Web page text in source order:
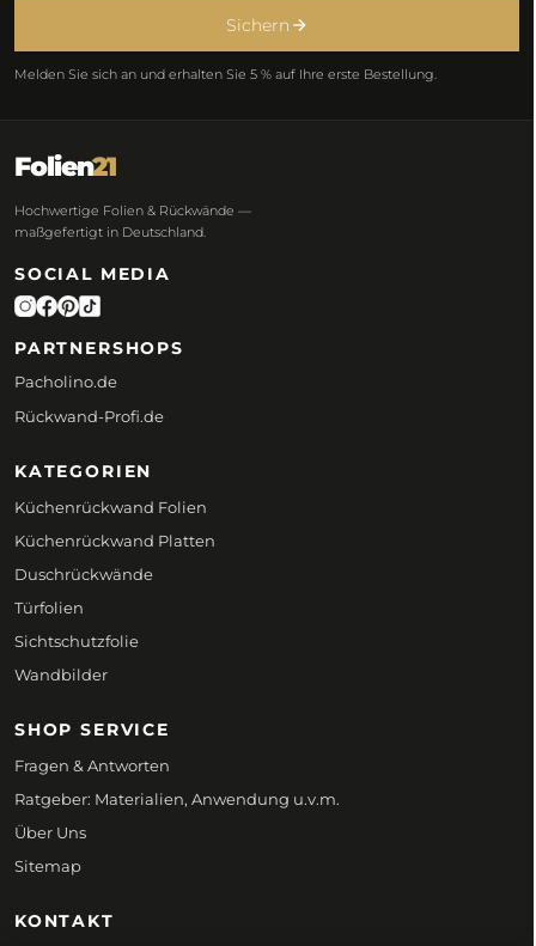
Sichern
Melden Sie sich an und erhalten Sie 5 % auf Ihre erste Bestellung.
Folien21
Hochwertige Folien & Rückwände —
maßgefertigt in Deutschland.
SOCIAL MEDIA
PARTNERSHOPS
Pacholino.de
Rückwand-Profi.de
KATEGORIEN
Küchenrückwand Folien
Küchenrückwand Platten
Duschrückwände
Türfolien
Sichtschutzfolie
Wandbilder
SHOP SERVICE
Fragen & Antworten
Ratgeber: Materialien, Anwendung u.v.m.
Über Uns
Sitemap
KONTAKT